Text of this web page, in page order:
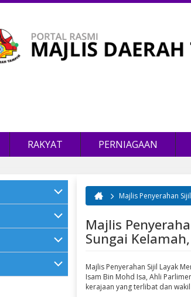
RAKYAT PERNIAGAAN
Anda di sini
Majlis Penyerahan
Majlis
Sungai
Majlis Penyerahan Sijil Layak
Isam Bin Mohd Isa, Ahli
kerajaan yang terlibat dan